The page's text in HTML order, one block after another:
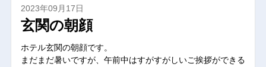
2023年09月17日
玄関の朝顔
ホテル玄関の朝顔です。
まだまだ暑いですが、午前中はすがすがしいご挨拶ができる